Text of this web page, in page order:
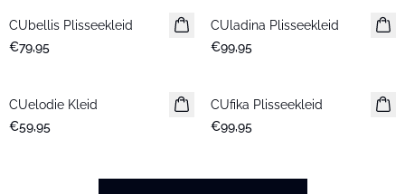
Neuheiten
CUbellis Plisseekleid
€79,95
Neuheiten
CUladina Plisseekleid
€99,95
Neuheiten
CUelodie Kleid
€59,95
Neuheiten
CUfika Plisseekleid
€99,95